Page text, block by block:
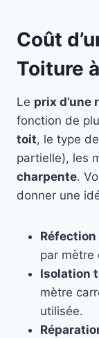
Coût
Toiture
Le prix d’une
fonction de
toit, le type de
partielle), les
charpente.
donner une
par mètre
Isolation
mètre
utilisée.